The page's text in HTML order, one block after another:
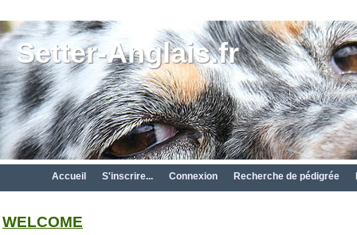
Setter-Anglais.fr
Accueil S'inscrire... Connexion Recherche de pédigrée
WELCOME